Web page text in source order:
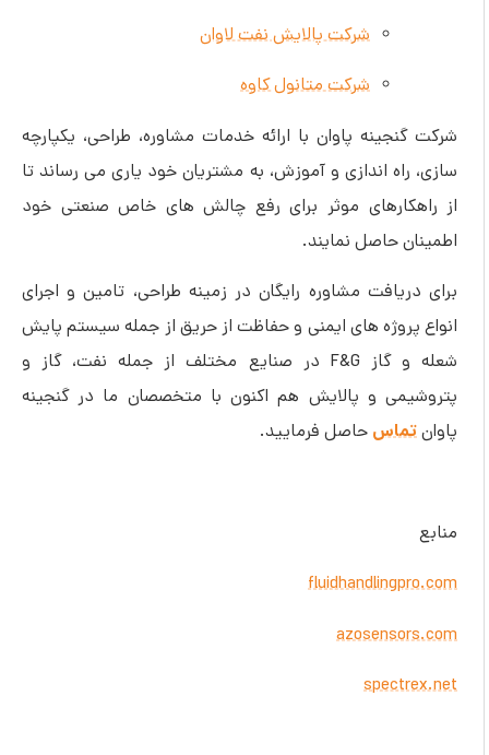
شرکت پالایش نفت لاوان
شرکت متانول کاوه
شرکت گنجینه پاوان با ارائه خدمات مشاوره، طراحی، یکپارچه
سازی، راه اندازی و آموزش، به مشتریان خود یاری می رساند تا
از راهکارهای موثر برای رفع چالش های خاص صنعتی خود
اطمینان حاصل نمایند.
برای دریافت مشاوره رایگان در زمینه طراحی، تامین و اجرای
انواع پروژه های ایمنی و حفاظت از حریق از جمله سیستم پایش
شعله و گاز F&G در صنایع مختلف از جمله نفت، گاز و
پتروشیمی و پالایش هم اکنون با متخصصان ما در گنجینه
پاوانتماسحاصل فرمایید.
منابع
fluidhandlingpro.com
azosensors.com
spectrex.net